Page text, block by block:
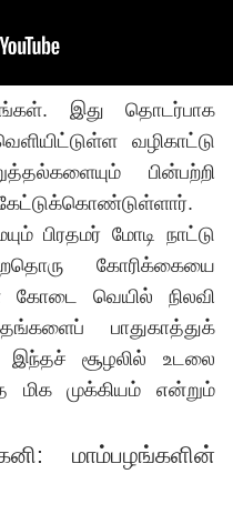
இது தொடர்பாக
வழிகாட்டு
பின்பற்றி
கேட்டுக்கொண்டுள்ளார்.
பிரதமர் மோடி நாட்டு
கோரிக்கையை
கோடை வெயில் நிலவி
பாதுகாத்துக்
சூழலில் உடலை
மிக முக்கியம் என்றும்
மாம்பழங்களின்